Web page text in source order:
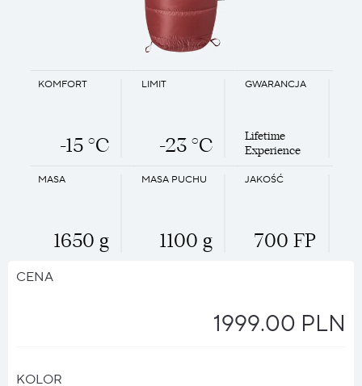
MASA
1650 g
JAKOŚĆ
700 FP
MASA PUCHU
1100 g
KOMFORT
-15 °C
LIMIT
-23 °C
GWARANCJA
Lifetime
Experience
CENA
1999.00 PLN
KOLOR